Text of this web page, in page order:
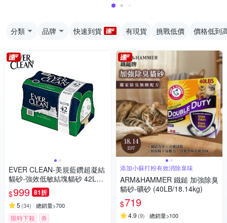
分類 品牌 快速到貨 有現貨 挑戰低價 價格低到
EVER CLEAN-美規藍鑽超凝結
貓砂-強效低敏結塊貓砂 42LB
(19kg)=綠標★
$999 81折
5 (34) 總銷量>700
限時下殺 券
添加小蘇打粉有效消除臭味
ARM&HAMMER 鐵鎚 加強除臭
貓砂-礦砂 (40LB/18.14kg)
$719
4.9 (9) 總銷量>100